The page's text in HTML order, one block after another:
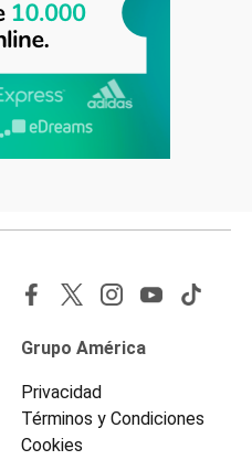
Grupo América
Privacidad
Términos y Condiciones
Cookies